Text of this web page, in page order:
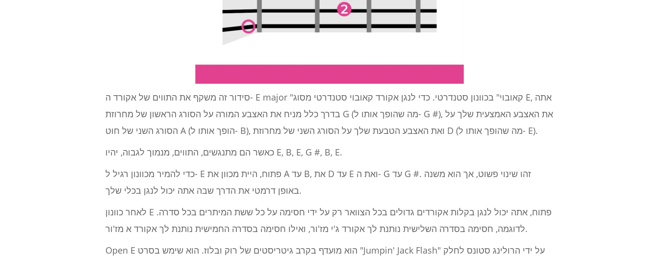
סידור זה משקף את התווים של אקורד ה- E major "קאובוי" בכוונון סטנדרטי. כדי לנגן אקורד קאובוי סטנדרטי מסוג E, אתה
בדרך כלל מניח את האצבע המורה על הסורג הראשון של מחרוזת G (מה שהופך אותו ל- G #), את האצבע האמצעית שלך על
הסורג השני של חוט A (הופך אותו ל- B), ואת האצבע הטבעת שלך על הסורג השני של מחרוזת D (מה שהופך אותו ל- E).
כאשר הם מתנגשים, התווים, מנמוך לגבוה, יהיו E, B, E, G #, B, E.
כדי להמיר מכוונון רגיל ל- E פתוח, היית מכוון את A עד B, את D עד E ואת ה- G עד G #. זהו שינוי פשוט, אך הוא משנה
באופן דרמטי את הדרך שבה אתה יכול לנגן בכלי שלך.
לאחר כוונון E פתוח, אתה יכול לנגן בקלות אקורדים גדולים בכל הצוואר רק על ידי חסימה על כל ששת המיתרים בכל סדרה.
לדוגמה, חסימה בסדרה השלישית נותנת לך אקורד ג'י מז'ור, ואילו חסימה בסדרה החמישית נותנת לך אקורד א מז'ור.
Open E הוא מועדף בקרב גיטריסטים של רוק ובלוז. הוא שימש בסרט "Jumpin' Jack Flash" על ידי הרולינג סטונס לחלק